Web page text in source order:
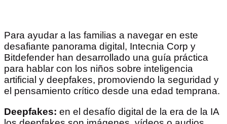
Para ayudar a las familias a navegar en este
desafiante panorama digital, Intecnia Corp y
Bitdefender han desarrollado una guía práctica
para hablar con los niños sobre inteligencia
artificial y deepfakes, promoviendo la seguridad y
el pensamiento crítico desde una edad temprana.
Deepfakes: en el desafío digital de la era de la IA